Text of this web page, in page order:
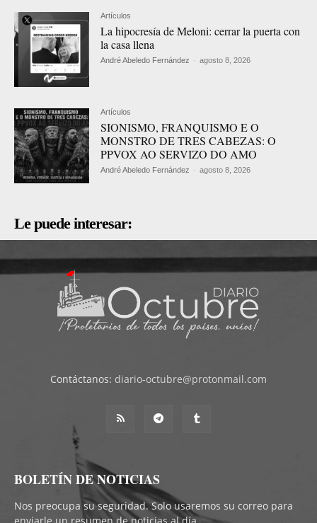
Artículos
La hipocresía de Meloni: cerrar la puerta con
la casa llena
André Abeledo Fernández - agosto 8, 2026
Artículos
SIONISMO, FRANQUISMO E O
MONSTRO DE TRES CABEZAS: O
PPVOX AO SERVIZO DO AMO
André Abeledo Fernández - agosto 8, 2026
Le puede interesar:
Contáctanos: diario-octubre@protonmail.com
BOLETÍN DE NOTICIAS
Nos preocupa su seguridad. Solo usaremos su correo para